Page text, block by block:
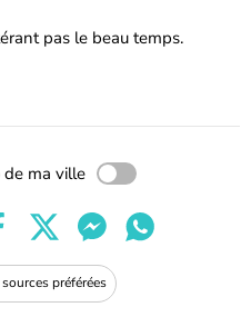
pas le beau temps.
de ma ville
préférées